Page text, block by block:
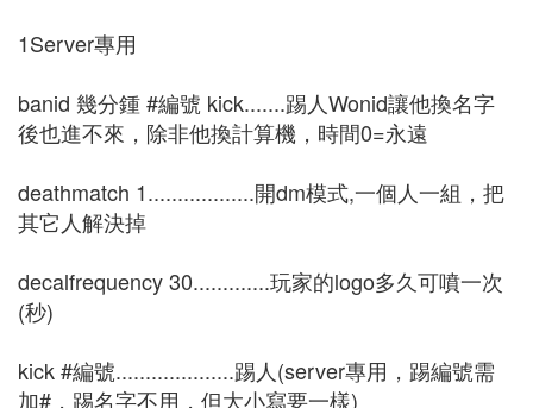
1Server專用
banid 幾分鍾 #編號 kick.......踢人Wonid讓他換名字
後也進不來，除非他換計算機，時間0=永遠
deathmatch 1..................開dm模式,一個人一組，把
其它人解決掉
decalfrequency 30.............玩家的logo多久可噴一次
(秒)
kick #編號....................踢人(server專用，踢編號需
加#，踢名字不用，但大小寫要一樣)